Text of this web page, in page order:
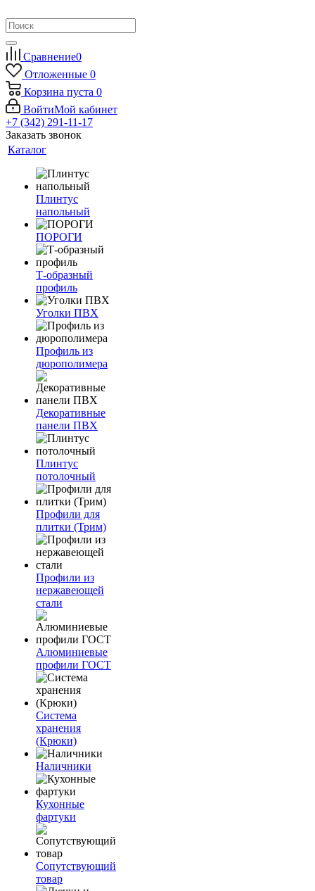
Сравнение0
Отложенные 0
Корзина пуста 0
ВойтиМой кабинет
+7 (342) 291-11-17
Заказать звонок
Каталог
Плинтус
напольный
ПОРОГИ
Т-образный
профиль
Уголки ПВХ
Профиль из
дюрополимера
Декоративные
панели ПВХ
Плинтус
потолочный
Профили для
плитки (Трим)
Профили из
нержавеющей
стали
Алюминиевые
профили ГОСТ
Система
хранения
(Крюки)
Наличники
Кухонные
фартуки
Сопутствующий
товар